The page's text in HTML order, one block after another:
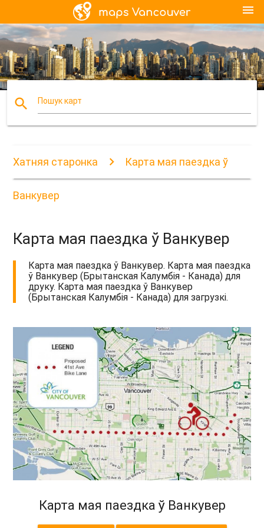
menu
search Пошук карт
Хатняя старонка Карта мая паездка ў
Ванкувер
Карта мая паездка ў Ванкувер
Карта мая паездка ў Ванкувер. Карта мая паездка
ў Ванкувер (Брытанская Калумбія - Канада) для
друку. Карта мая паездка ў Ванкувер
(Брытанская Калумбія - Канада) для загрузкі.
Карта мая паездка ў Ванкувер